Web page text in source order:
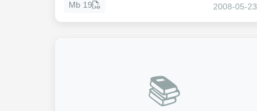
2008-05-23
19 Mb
📚